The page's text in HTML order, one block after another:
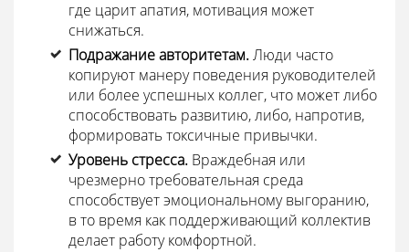
где царит апатия, мотивация может
снижаться.
Подражание авторитетам.Люди часто
копируют манеру поведения руководителей
или более успешных коллег, что может либо
способствовать развитию, либо, напротив,
формировать токсичные привычки.
Уровень стресса. Враждебная или
чрезмерно требовательная среда
способствует эмоциональному выгоранию,
в то время как поддерживающий коллектив
делает работу комфортной.